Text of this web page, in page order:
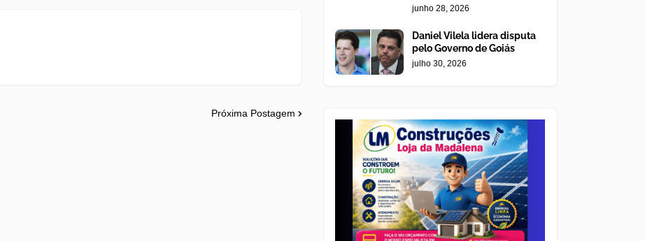
Próxima Postagem
junho 28, 2026
Daniel Vilela lidera disputa
pelo Governo de Goiás
julho 30, 2026